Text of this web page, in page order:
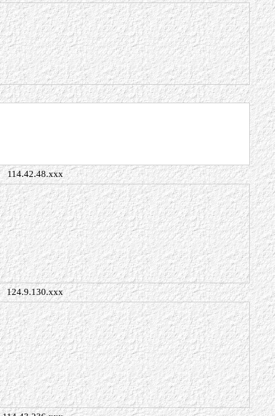
114.42.48.xxx
124.9.130.xxx